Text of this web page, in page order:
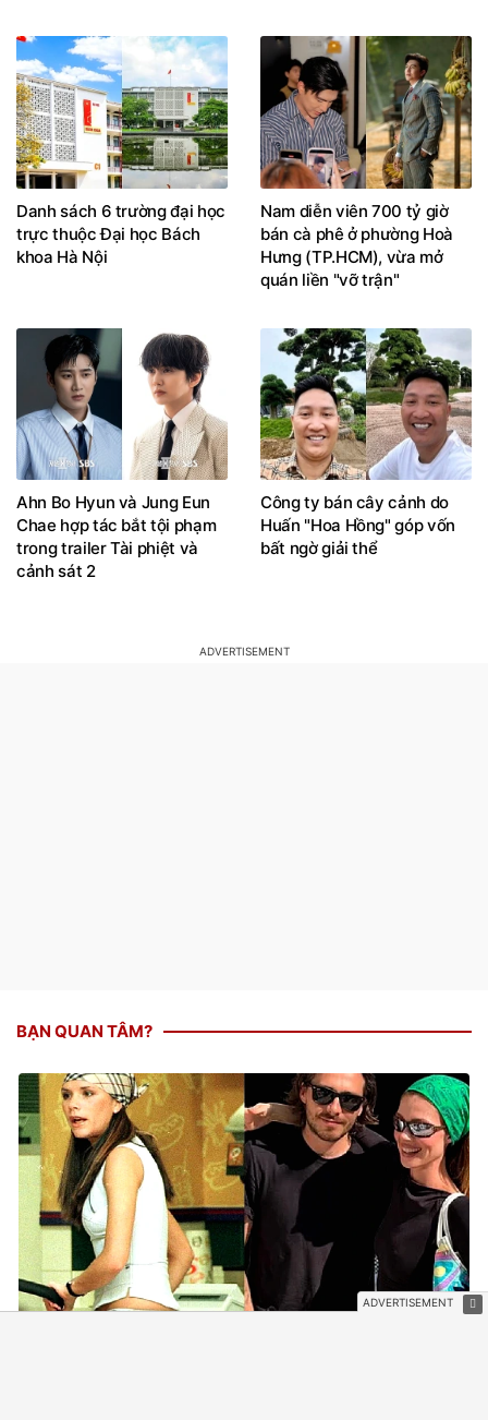
Danh sách 6 trường đại học
trực thuộc Đại học Bách
khoa Hà Nội
Nam diễn viên 700 tỷ giờ
bán cà phê ở phường Hoà
Hưng (TP.HCM), vừa mở
quán liền "vỡ trận"
Ahn Bo Hyun và Jung Eun
Chae hợp tác bắt tội phạm
trong trailer Tài phiệt và
cảnh sát 2
Công ty bán cây cảnh do
Huấn "Hoa Hồng" góp vốn
bất ngờ giải thể
BẠN QUAN TÂM?